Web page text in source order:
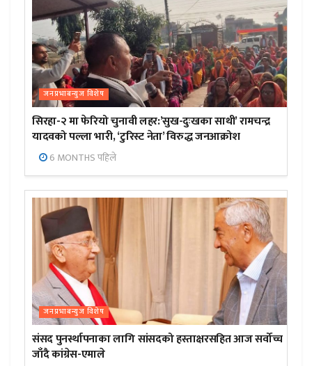
जनप्रभाबन्युज विशेष
सिरहा-२ मा फेरियो चुनावी लहर:’सुख-दुःखका साथी’ रामचन्द्र
यादवको पल्ला भारी, ‘टुरिस्ट नेता’ विरुद्ध जनआक्रोश
6 MONTHS पहिले
जनप्रभाबन्युज विशेष
संसद पुनर्स्थापनाका लागि सांसदको हस्ताक्षरसहित आज सर्वोच्च
जाँदै कांग्रेस-एमाले